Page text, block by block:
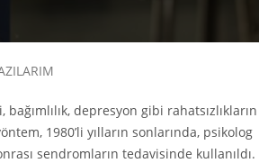
depresyon gibi rahatsızlıkların
1980’li yılların sonlarında, psikolog
sendromların tedavisinde kullanıldı.